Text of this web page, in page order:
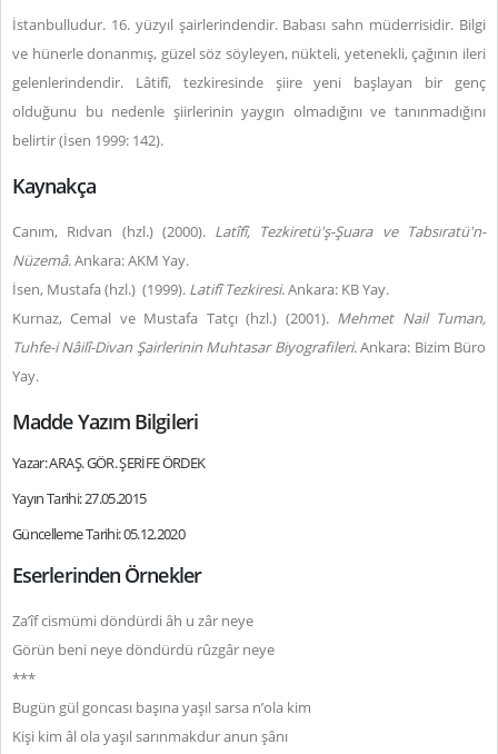
İstanbulludur. 16. yüzyıl şairlerindendir. Babası sahn müderrisidir. Bilgi
ve hünerle donanmış, güzel söz söyleyen, nükteli, yetenekli, çağının ileri
gelenlerindendir. Lâtifî, tezkiresinde şiire yeni başlayan bir genç
olduğunu bu nedenle şiirlerinin yaygın olmadığını ve tanınmadığını
belirtir (İsen 1999: 142).
Kaynakça
Canım, Rıdvan (hzl.) (2000). Latîfî, Tezkiretü'ş-Şuara ve Tabsıratü'n-
Nüzemâ. Ankara: AKM Yay.
İsen, Mustafa (hzl.) (1999). Latifî Tezkiresi. Ankara: KB Yay.
Kurnaz, Cemal ve Mustafa Tatçı (hzl.) (2001). Mehmet Nail Tuman,
Tuhfe-i Nâilî-Divan Şairlerinin Muhtasar Biyografileri.Ankara: Bizim Büro
Yay.
Madde Yazım Bilgileri
Yazar: ARAŞ. GÖR. ŞERİFE ÖRDEK
Yayın Tarihi: 27.05.2015
Güncelleme Tarihi: 05.12.2020
Eserlerinden Örnekler
Za’îf cismümi döndürdi âh u zâr neye
Görün beni neye döndürdü rûzgâr neye
***
Bugün gül goncası başına yaşıl sarsa n’ola kim
Kişi kim âl ola yaşıl sarınmakdur anun şânı